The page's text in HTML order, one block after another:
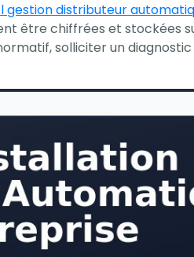
gestion distributeur
être chiffrées et stockées
solliciter un